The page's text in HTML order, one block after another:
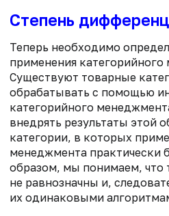
Степень
Теперь необходимо
применения
Существуют товарные
обрабатывать с помощью
категорийного
внедрять результаты этой
категории, в которых
менеджмента практически
образом, мы понимаем, что
не равнозначны и,
их одинаковыми